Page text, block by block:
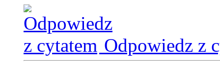
Odpowiedz z